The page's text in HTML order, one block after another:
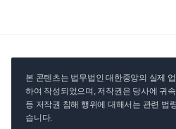
본 콘텐츠는 법무법인 대한중앙의 실제
하여 작성되었으며, 저작권은 당사에 귀
등 저작권 침해 행위에 대해서는 관련 법
습니다.